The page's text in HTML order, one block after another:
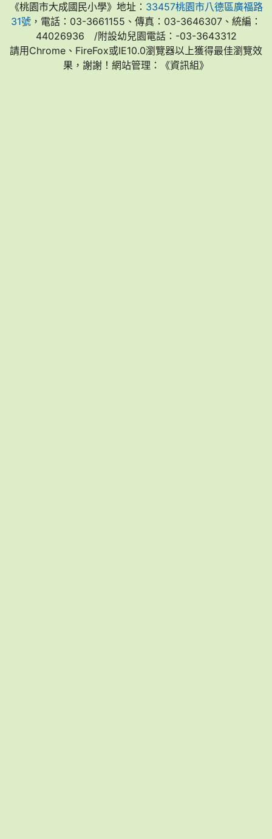
《桃園市大成國民小學》地址： 33457桃園市八德區廣福路
31號 ，電話：03-3661155、傳真：03-3646307、統編：
44026936 /附設幼兒園電話：-03-3643312
請用Chrome、FireFox或IE10.0瀏覽器以上獲得最佳瀏覽效
果，謝謝！網站管理：《資訊組》